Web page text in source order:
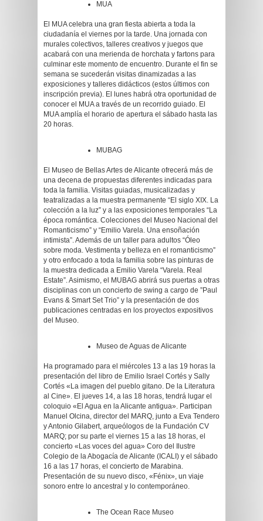
MUA
El MUA celebra una gran fiesta abierta a toda la
ciudadanía el viernes por la tarde. Una jornada con
murales colectivos, talleres creativos y juegos que
acabará con una merienda de horchata y fartons para
culminar este momento de encuentro. Durante el fin se
semana se sucederán visitas dinamizadas a las
exposiciones y talleres didácticos (estos últimos con
inscripción previa). El lunes habrá otra oportunidad de
conocer el MUA a través de un recorrido guiado. El
MUA amplía el horario de apertura el sábado hasta las
20 horas.
MUBAG
El Museo de Bellas Artes de Alicante ofrecerá más de
una decena de propuestas diferentes indicadas para
toda la familia. Visitas guiadas, musicalizadas y
teatralizadas a la muestra permanente “El siglo XIX. La
colección a la luz” y a las exposiciones temporales “La
época romántica. Colecciones del Museo Nacional del
Romanticismo” y “Emilio Varela. Una ensoñación
intimista”. Además de un taller para adultos “Óleo
sobre moda. Vestimenta y belleza en el romanticismo”
y otro enfocado a toda la familia sobre las pinturas de
la muestra dedicada a Emilio Varela “Varela. Real
Estate”. Asimismo, el MUBAG abrirá sus puertas a otras
disciplinas con un concierto de swing a cargo de ”Paul
Evans & Smart Set Trio” y la presentación de dos
publicaciones centradas en los proyectos expositivos
del Museo.
Museo de Aguas de Alicante
Ha programado para el miércoles 13 a las 19 horas la
presentación del libro de Emilio Israel Cortés y Sally
Cortés «La imagen del pueblo gitano. De la Literatura
al Cine». El jueves 14, a las 18 horas, tendrá lugar el
coloquio «El Agua en la Alicante antigua». Participan
Manuel Olcina, director del MARQ, junto a Eva Tendero
y Antonio Gilabert, arqueólogos de la Fundación CV
MARQ; por su parte el viernes 15 a las 18 horas, el
concierto «Las voces del agua» Coro del Ilustre
Colegio de la Abogacía de Alicante (ICALI) y el sábado
16 a las 17 horas, el concierto de Marabina.
Presentación de su nuevo disco, «Fénix», un viaje
sonoro entre lo ancestral y lo contemporáneo.
The Ocean Race Museo